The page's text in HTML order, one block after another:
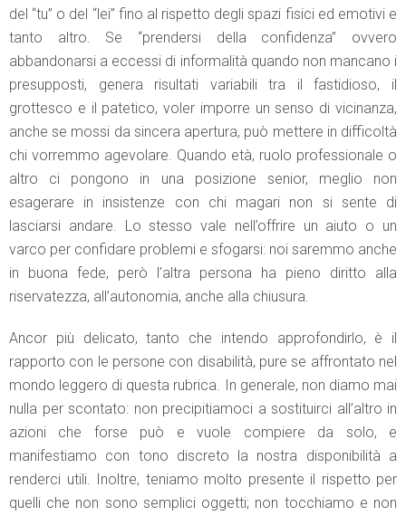
del “tu” o del “lei” fino al rispetto degli spazi fisici ed emotivi e
tanto altro. Se “prendersi della confidenza” ovvero
abbandonarsi a eccessi di informalità quando non mancano i
presupposti, genera risultati variabili tra il fastidioso, il
grottesco e il patetico, voler imporre un senso di vicinanza,
anche se mossi da sincera apertura, può mettere in difficoltà
chi vorremmo agevolare. Quando età, ruolo professionale o
altro ci pongono in una posizione senior, meglio non
esagerare in insistenze con chi magari non si sente di
lasciarsi andare. Lo stesso vale nell’offrire un aiuto o un
varco per confidare problemi e sfogarsi: noi saremmo anche
in buona fede, però l’altra persona ha pieno diritto alla
riservatezza, all’autonomia, anche alla chiusura.
Ancor più delicato, tanto che intendo approfondirlo, è il
rapporto con le persone con disabilità, pure se affrontato nel
mondo leggero di questa rubrica. In generale, non diamo mai
nulla per scontato: non precipitiamoci a sostituirci all’altro in
azioni che forse può e vuole compiere da solo, e
manifestiamo con tono discreto la nostra disponibilità a
renderci utili. Inoltre, teniamo molto presente il rispetto per
quelli che non sono semplici oggetti; non tocchiamo e non